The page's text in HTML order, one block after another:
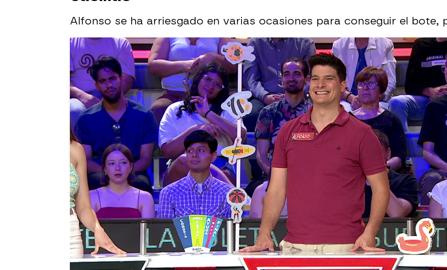
Alfonso se ha arriesgado en varias ocasiones para conseguir el bote,
Jennifer Severiche
Publicado: 20 de agosto de 2024, 14:49
WhatsappFacebook
X
El concursante quería el bote sí o sí y lo ha intentado hasta el
final, pero se han faltado tres casillas para caer en el bote.